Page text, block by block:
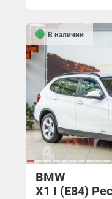
В наличии
BMW
X1 I (E84)